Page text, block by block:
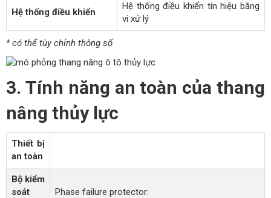
Hệ thống điều khiển
Hệ thống điều khiển tín hiệu bằng
vi xử lý
* có thể tùy chỉnh thông số
3. Tính năng an toàn của thang
nâng thủy lực
Thiết bị
an toàn
Bộ kiểm
soát
Phase failure protector: